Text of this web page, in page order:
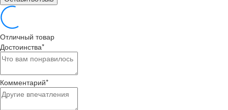
Отличный товар
Достоинства*
Комментарий*